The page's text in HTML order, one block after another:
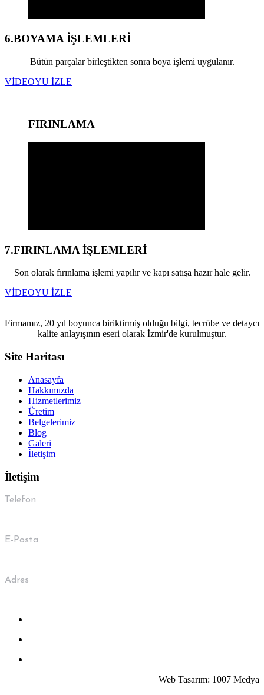
6.BOYAMA İŞLEMLERİ
Bütün parçalar birleştikten sonra boya işlemi uygulanır.
VİDEOYU İZLE
FIRINLAMA
7.FIRINLAMA İŞLEMLERİ
Son olarak fırınlama işlemi yapılır ve kapı satışa hazır hale gelir.
VİDEOYU İZLE
Firmamız, 20 yıl boyunca biriktirmiş olduğu bilgi, tecrübe ve detaycı
kalite anlayışının eseri olarak İzmir'de kurulmuştur.
Site Haritası
Anasayfa
Hakkımızda
Hizmetlerimiz
Üretim
Belgelerimiz
Blog
Galeri
İletişim
İletişim
Telefon
E-Posta
Adres
Web Tasarım: 1007 Medya